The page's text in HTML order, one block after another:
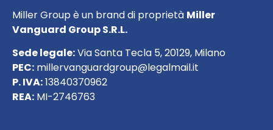
Miller Group è un brand di proprietà Miller
Vanguard Group S.R.L.
Sede legale:Via Santa Tecla 5, 20129, Milano
PEC: millervanguardgroup@legalmail.it
P. IVA:13840370962
REA: MI-2746763